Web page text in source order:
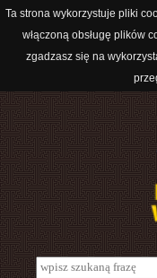
Ta strona wykorzystuje pliki
włączoną obsługę plików
zgadzasz się na